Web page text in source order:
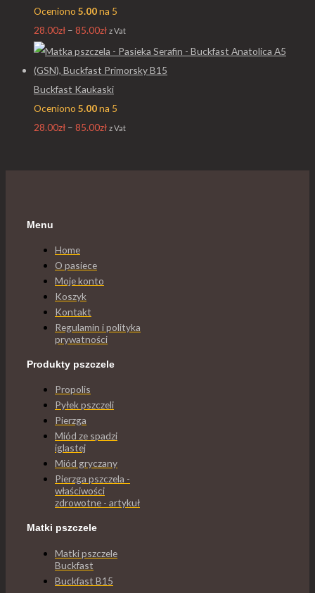
Oceniono 5.00na 5
28.00zł – 85.00zł z Vat
Buckfast Kaukaski
Oceniono 5.00na 5
28.00zł – 85.00zł z Vat
Menu
Home
O pasiece
Moje konto
Koszyk
Kontakt
Regulamin i polityka
prywatności
Produkty pszczele
Propolis
Pyłek pszczeli
Pierzga
Miód ze spadzi
iglastej
Miód gryczany
Pierzga pszczela -
właściwości
zdrowotne - artykuł
Matki pszczele
Matki pszczele
Buckfast
Buckfast B15